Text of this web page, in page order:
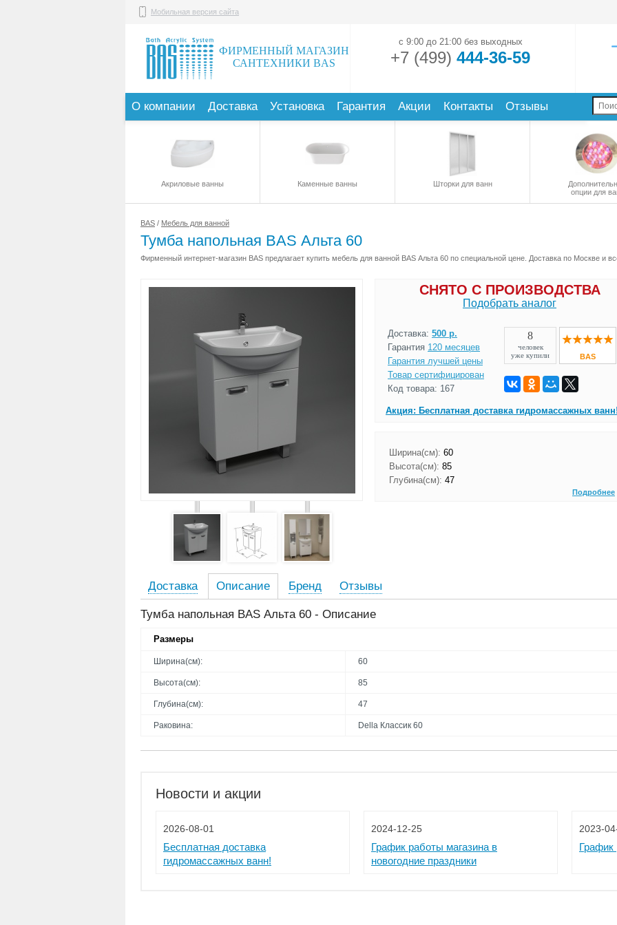
ФИРМЕННЫЙ МАГАЗИН
САНТЕХНИКИ BAS
Мобильная версия сайта
+7 (499) 444-36-59
с 9:00 до 21:00 без выходных
О компании Доставка Установка Гарантия Акции Контакты Отзывы
Акриловые ванны Каменные ванны Шторки для ванн
опции для
BAS / Мебель для ванной
Тумба напольная BAS Альта 60
Фирменный интернет-магазин BAS предлагает купить мебель для ванной BAS Альта 60 по специальной цене. Доставка по Москве и
СНЯТО С ПРОИЗВОДСТВА
Подобрать аналог
Доставка: 500 р.
Гарантия 120 месяцев
Гарантия лучшей цены
Товар сертифицирован
Код товара: 167
8
человек
уже купили
BAS
Акция: Бесплатная доставка гидромассажных
Подробнее
Ширина(см): 60
Высота(см): 85
Глубина(см): 47
Доставка Описание Бренд Отзывы
Тумба напольная BAS Альта 60 - Описание
Размеры
Ширина(см): 60
Высота(см): 85
Глубина(см): 47
Раковина: Della Классик 60
Новости и акции
2026-08-01
Бесплатная доставка
гидромассажных ванн!
2024-12-25
График работы магазина в
новогодние праздники
2023-
График